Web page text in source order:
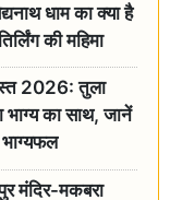
धाम का क्या है
की महिमा
2026: तुला
भाग्य का साथ, जानें
भाग्यफल
मंदिर-मकबरा